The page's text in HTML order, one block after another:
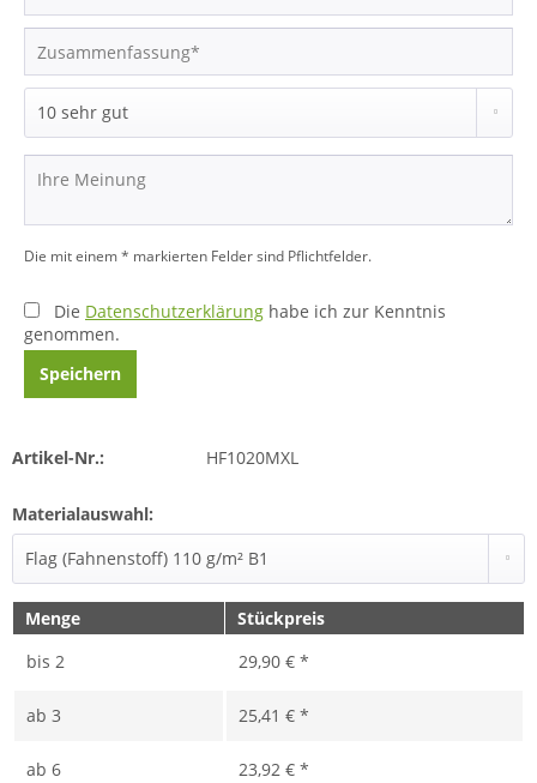
Die mit einem * markierten Felder sind Pflichtfelder.
Die Datenschutzerklärung habe ich zur Kenntnis
genommen.
Speichern
Artikel-Nr.: HF1020MXL
Materialauswahl:
Menge
Stückpreis
bis 2 29,90 € *
ab 3 25,41 € *
ab 6 23,92 € *